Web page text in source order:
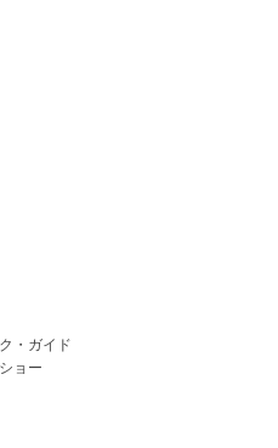
・ガイド
ョー